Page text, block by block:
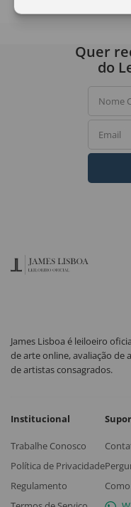
Quer
do
Nome
Email
James Lisboa é leiloeiro
de arte online, avaliação de
de artistas consagrados.
Institucional
Trabalhe Conosco
Política de Privacidade
Regulamento